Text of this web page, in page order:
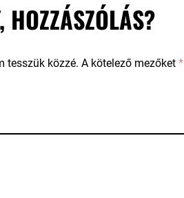
HOZZÁSZÓLÁS?
tesszük közzé. A kötelező mezőket *